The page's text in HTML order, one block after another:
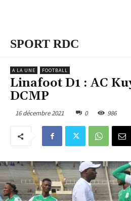
SPORT RDC
A LA UNE FOOTBALL
Linafoot D1 : AC
DCMP
16 décembre 2021 0 986